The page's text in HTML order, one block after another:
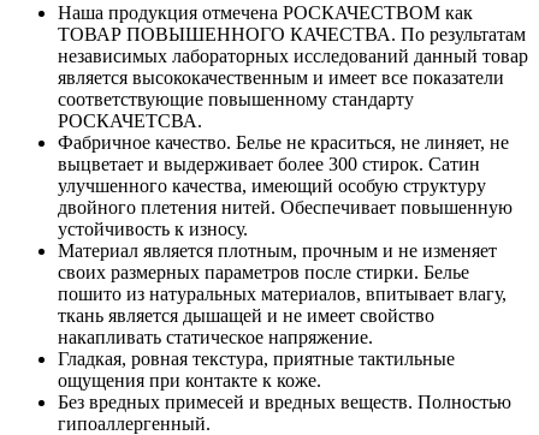
Наша продукция отмечена РОСКАЧЕСТВОМ как
ТОВАР ПОВЫШЕННОГО КАЧЕСТВА. По результатам
независимых лабораторных исследований данный товар
является высококачественным и имеет все показатели
соответствующие повышенному стандарту
РОСКАЧЕТСВА.
Фабричное качество. Белье не краситься, не линяет, не
выцветает и выдерживает более 300 стирок. Сатин
улучшенного качества, имеющий особую структуру
двойного плетения нитей. Обеспечивает повышенную
устойчивость к износу.
Материал является плотным, прочным и не изменяет
своих размерных параметров после стирки. Белье
пошито из натуральных материалов, впитывает влагу,
ткань является дышащей и не имеет свойство
накапливать статическое напряжение.
Гладкая, ровная текстура, приятные тактильные
ощущения при контакте к коже.
Без вредных примесей и вредных веществ. Полностью
гипоаллергенный.